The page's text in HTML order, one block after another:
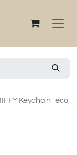
Keychain | eco